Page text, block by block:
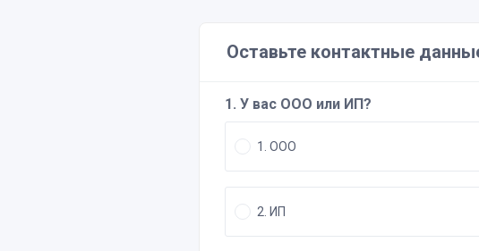
Оставьте контактные
1. У вас ООО или ИП?
1. ООО
2. ИП